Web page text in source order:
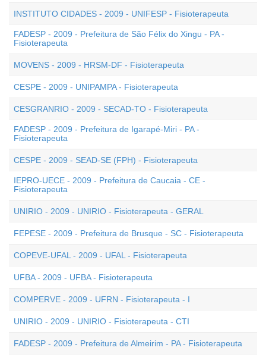
INSTITUTO CIDADES - 2009 - UNIFESP - Fisioterapeuta
FADESP - 2009 - Prefeitura de São Félix do Xingu - PA -
Fisioterapeuta
MOVENS - 2009 - HRSM-DF - Fisioterapeuta
CESPE - 2009 - UNIPAMPA - Fisioterapeuta
CESGRANRIO - 2009 - SECAD-TO - Fisioterapeuta
FADESP - 2009 - Prefeitura de Igarapé-Miri - PA -
Fisioterapeuta
CESPE - 2009 - SEAD-SE (FPH) - Fisioterapeuta
IEPRO-UECE - 2009 - Prefeitura de Caucaia - CE -
Fisioterapeuta
UNIRIO - 2009 - UNIRIO - Fisioterapeuta - GERAL
FEPESE - 2009 - Prefeitura de Brusque - SC - Fisioterapeuta
COPEVE-UFAL - 2009 - UFAL - Fisioterapeuta
UFBA - 2009 - UFBA - Fisioterapeuta
COMPERVE - 2009 - UFRN - Fisioterapeuta - I
UNIRIO - 2009 - UNIRIO - Fisioterapeuta - CTI
FADESP - 2009 - Prefeitura de Almeirim - PA - Fisioterapeuta